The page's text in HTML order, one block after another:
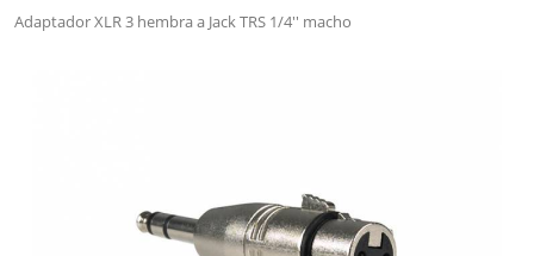
Adaptador XLR 3 hembra a Jack TRS 1/4'' macho